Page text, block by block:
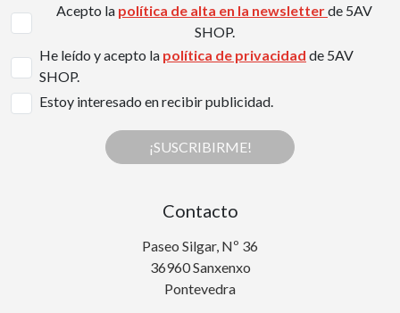
Acepto la política de alta en la newsletterde 5AV
SHOP.
He leído y acepto la política de privacidad de 5AV
SHOP.
Estoy interesado en recibir publicidad.
¡SUSCRIBIRME!
Contacto
Paseo Silgar, Nº 36
36960 Sanxenxo
Pontevedra